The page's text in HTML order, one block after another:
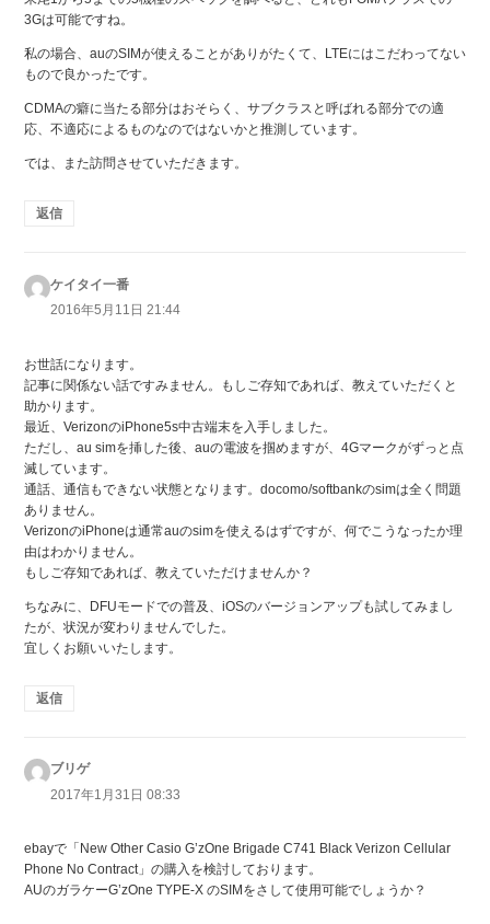
3Gは可能ですね。
私の場合、auのSIMが使えることがありがたくて、LTEにはこだわってない
もので良かったです。
CDMAの癖に当たる部分はおそらく、サブクラスと呼ばれる部分での適
応、不適応によるものなのではないかと推測しています。
では、また訪問させていただきます。
返信
ケイタイ一番よ
り:
2016年5月11日 21:44
お世話になります。
記事に関係ない話ですみません。もしご存知であれば、教えていただくと
助かります。
最近、VerizonのiPhone5s中古端末を入手しました。
ただし、au simを挿した後、auの電波を掴めますが、4Gマークがずっと点
滅しています。
通話、通信もできない状態となります。docomo/softbankのsimは全く問題
ありません。
VerizonのiPhoneは通常auのsimを使えるはずですが、何でこうなったか理
由はわかりません。
もしご存知であれば、教えていただけませんか？
ちなみに、DFUモードでの普及、iOSのバージョンアップも試してみまし
たが、状況が変わりませんでした。
宜しくお願いいたします。
返信
ブリゲよ
り:
2017年1月31日 08:33
ebayで「New Other Casio G’zOne Brigade C741 Black Verizon Cellular
Phone No Contract」の購入を検討しております。
AUのガラケーG’zOne TYPE-X のSIMをさして使用可能でしょうか？